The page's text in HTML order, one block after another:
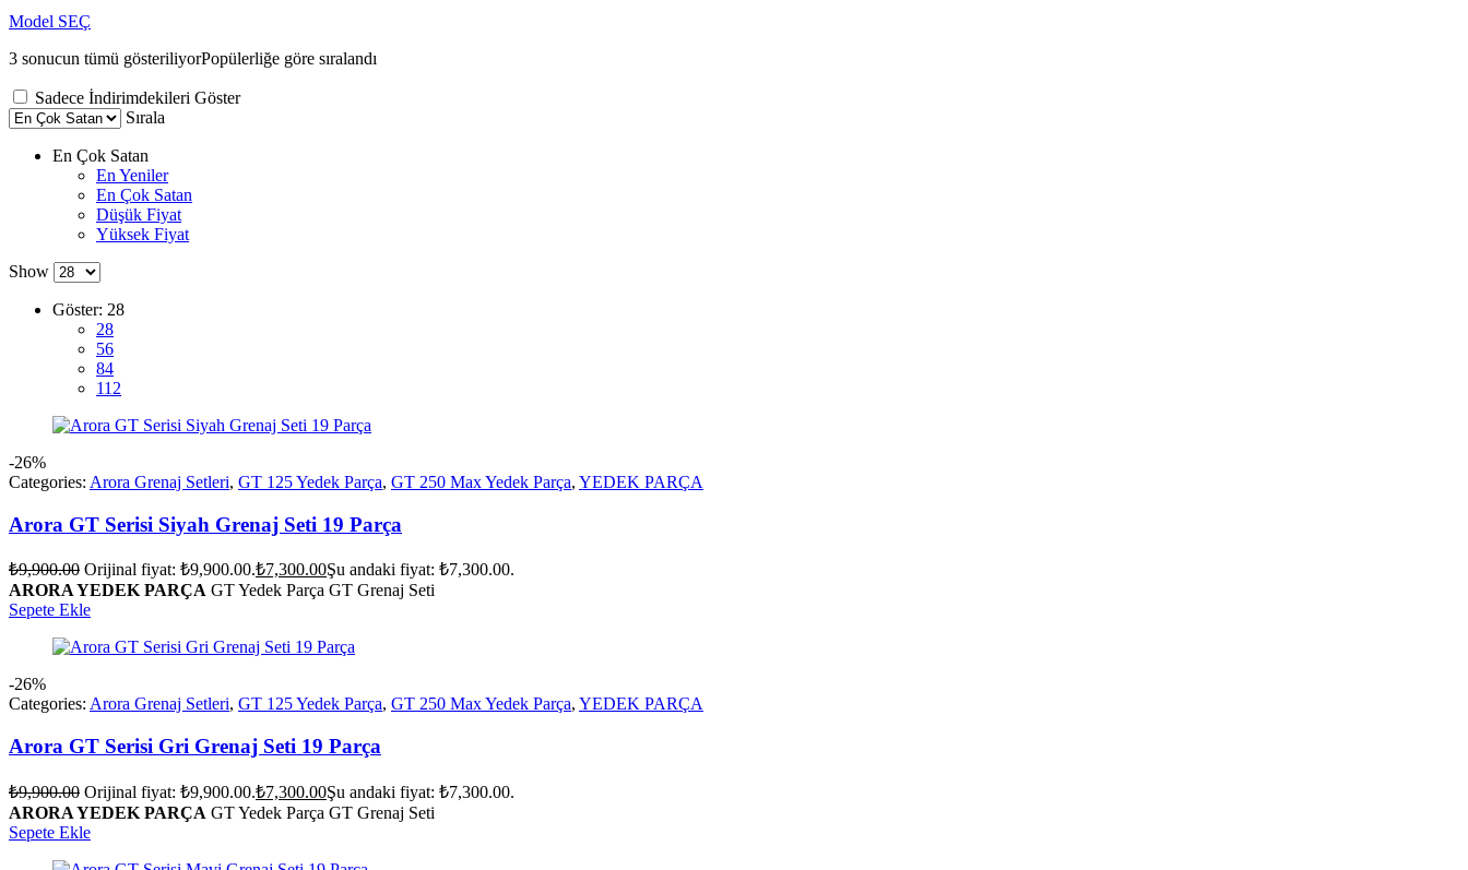
Model SEÇ
3 sonucun tümü gösteriliyorPopülerliğe göre sıralandı
Sadece İndirimdekileri Göster
Sırala
En Çok Satan
En Yeniler
En Çok Satan
Düşük Fiyat
Yüksek Fiyat
Show
Göster: 28
28
56
84
112
-26%
Categories: Arora Grenaj Setleri, GT 125 Yedek Parça, GT 250 Max Yedek Parça, YEDEK PARÇA
Arora GT Serisi Siyah Grenaj Seti 19 Parça
₺9,900.00 Orijinal fiyat: ₺9,900.00.₺7,300.00Şu andaki fiyat: ₺7,300.00.
ARORA YEDEK PARÇA GT Yedek Parça GT Grenaj Seti
Sepete Ekle
-26%
Categories: Arora Grenaj Setleri, GT 125 Yedek Parça, GT 250 Max Yedek Parça, YEDEK PARÇA
Arora GT Serisi Gri Grenaj Seti 19 Parça
₺9,900.00 Orijinal fiyat: ₺9,900.00.₺7,300.00Şu andaki fiyat: ₺7,300.00.
ARORA YEDEK PARÇA GT Yedek Parça GT Grenaj Seti
Sepete Ekle